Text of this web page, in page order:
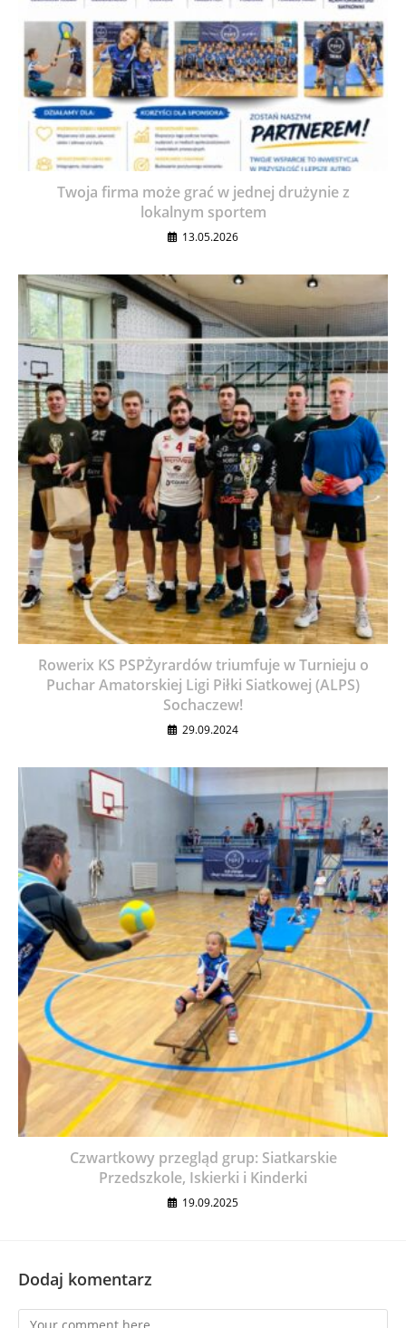
Twoja firma może grać w jednej drużynie z
lokalnym sportem
13.05.2026
Rowerix KS PSPŻyrardów triumfuje w Turnieju o
Puchar Amatorskiej Ligi Piłki Siatkowej (ALPS)
Sochaczew!
29.09.2024
Czwartkowy przegląd grup: Siatkarskie
Przedszkole, Iskierki i Kinderki
19.09.2025
Dodaj komentarz